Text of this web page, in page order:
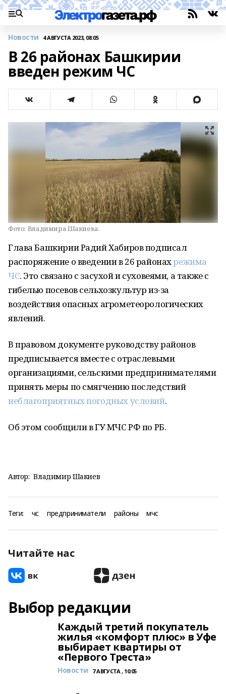
Новости 4 АВГУСТА 2023, 08:05
В 26 районах Башкирии
введен режим ЧС
Фото: Владимира Шакиева.
Глава Башкирии Радий Хабиров подписал
распоряжение о введении в 26 районахрежима
ЧС. Это связано с засухой и суховеями, а также с
гибелью посевов сельхозкультур из-за
воздействия опасных агрометеорологических
явлений.
В правовом документе руководству районов
предписывается вместе с отраслевыми
организациями, сельскими предпринимателями
принять меры по смягчению последствий
неблагоприятных погодных условий.
Об этом сообщили в ГУ МЧС РФ по РБ.
Автор: Владимир Шакиев
Теги: чс предприниматели районы мчс
Читайте нас
Выбор редакции
Каждый третий покупатель
жилья «комфорт плюс» в Уфе
выбирает квартиры от
«Первого Треста»
Новости 7 АВГУСТА , 10:05